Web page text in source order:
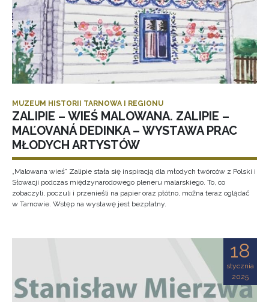
MUZEUM HISTORII TARNOWA I REGIONU
ZALIPIE – WIEŚ MALOWANA. ZALIPIE –
MAĽOVANÁ DEDINKA – WYSTAWA PRAC
MŁODYCH ARTYSTÓW
„Malowana wieś” Zalipie stała się inspiracją dla młodych twórców z Polski i
Słowacji podczas międzynarodowego pleneru malarskiego. To, co
zobaczyli, poczuli i przenieśli na papier oraz płótno, można teraz oglądać
w Tarnowie. Wstęp na wystawę jest bezpłatny.
18
stycznia
2025